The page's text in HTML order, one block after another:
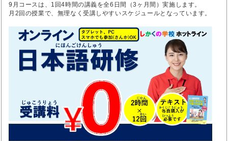
9月コースは、1回4時間の講義を全6日間（3ヶ月間）実施します。
月2回の授業で、無理なく受講しやすいスケジュールとなっています。